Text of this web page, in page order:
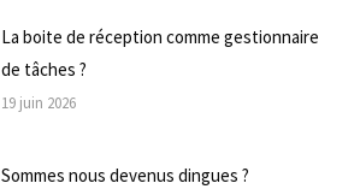
La boite de réception comme gestionnaire
de tâches ?
19 juin 2026
Sommes nous devenus dingues ?